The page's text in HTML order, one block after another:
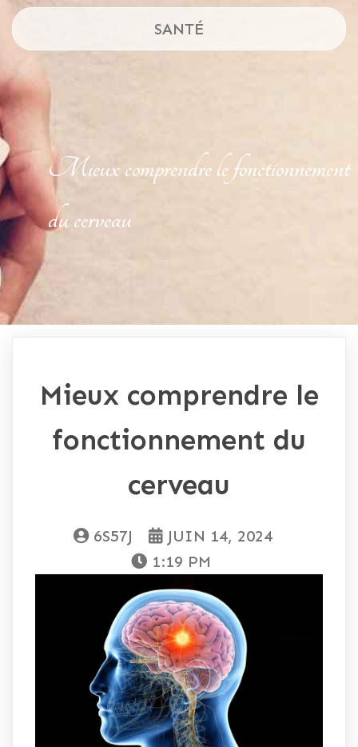
SANTÉ
Mieux comprendre le fonctionnement
du cerveau
Mieux comprendre le
fonctionnement du
cerveau
6S57J
JUIN 14, 2024
1:19 PM